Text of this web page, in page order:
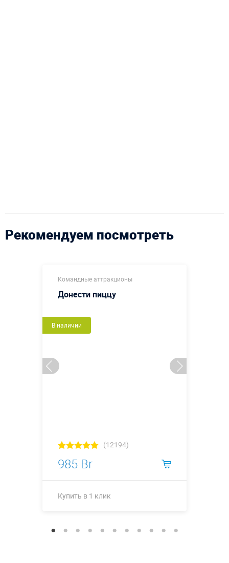
Рекомендуем посмотреть
Командные аттракционы
Донести пиццу
В наличии
(12194)
985 Br
Купить в 1 клик